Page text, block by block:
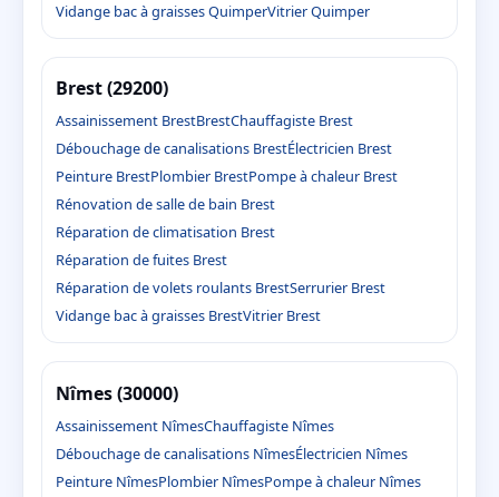
Vidange bac à graisses QuimperVitrier Quimper
Brest (29200)
Assainissement BrestBrestChauffagiste Brest
Débouchage de canalisations BrestÉlectricien Brest
Peinture BrestPlombier BrestPompe à chaleur Brest
Rénovation de salle de bain Brest
Réparation de climatisation Brest
Réparation de fuites Brest
Réparation de volets roulants BrestSerrurier Brest
Vidange bac à graisses BrestVitrier Brest
Nîmes (30000)
Assainissement NîmesChauffagiste Nîmes
Débouchage de canalisations NîmesÉlectricien Nîmes
Peinture NîmesPlombier NîmesPompe à chaleur Nîmes